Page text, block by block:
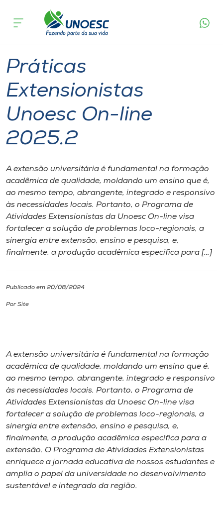
Cursos
Pesquisa
Atendimento ao Estudante
Portal de Ensino
A
Internacionalização
I.nova
Cultura
Biblioteca
Editora
Rádio
Museu
Unoesc
acontece
Práticas
Extensionistas
Unoesc On-line
2025.2
A extensão universitária é fundamental na formação
acadêmica de qualidade, moldando um ensino que é,
ao mesmo tempo, abrangente, integrado e responsivo
às necessidades locais. Portanto, o Programa de
Atividades Extensionistas da Unoesc On-line visa
fortalecer a solução de problemas loco-regionais, a
sinergia entre extensão, ensino e pesquisa, e,
finalmente, a produção acadêmica específica para […]
Publicado em 20/08/2024
Por Site
A extensão universitária é fundamental na formação
acadêmica de qualidade, moldando um ensino que é,
ao mesmo tempo, abrangente, integrado e responsivo
às necessidades locais. Portanto, o Programa de
Atividades Extensionistas da Unoesc On-line visa
fortalecer a solução de problemas loco-regionais, a
sinergia entre extensão, ensino e pesquisa, e,
finalmente, a produção acadêmica específica para a
extensão. O Programa de Atividades Extensionistas
enriquece a jornada educativa de nossos estudantes e
amplia o papel da universidade no desenvolvimento
sustentável e integrado da região.